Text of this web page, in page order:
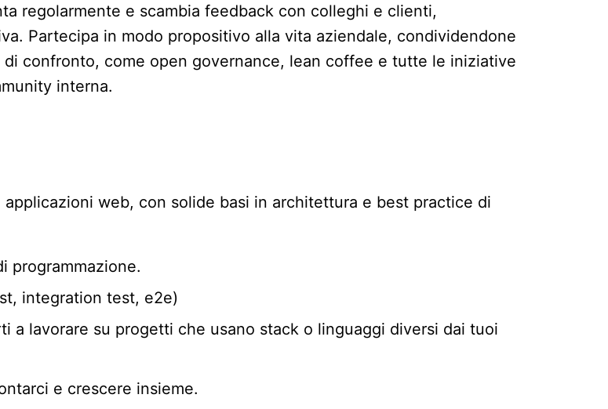
regolarmente e scambia feedback con colleghi e clienti,
Partecipa in modo propositivo alla vita aziendale, condividendone
confronto, come open governance, lean coffee e tutte le iniziative
interna.
web, con solide basi in architettura e best practice di
programmazione.
integration test, e2e)
a lavorare su progetti che usano stack o linguaggi diversi dai tuoi
e crescere insieme.